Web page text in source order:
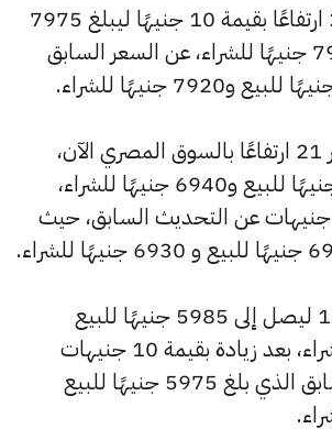
شهد سعر عيار 24 ارتفاعًا بقيمة 10 جنيهًا ليبلغ 7975
جنيهًا للبيع و7930 جنيهًا للشراء، عن السعر السابق
كما شهد سعر عيار 21 ارتفاعًا بالسوق المصري الآن،
حيث بلغ 6980 جنيهًا للبيع و6940 جنيهًا للشراء،
مرتفعًا بمقدار 10 جنيهات عن التحديث السابق، حيث
وارتفع سعر عيار 18 ليصل إلى 5985 جنيهًا للبيع
و5950 جنيهًا للشراء، بعد زيادة بقيمة 10 جنيهات
مقارنة بالسعر السابق الذي بلغ 5975 جنيهًا للبيع